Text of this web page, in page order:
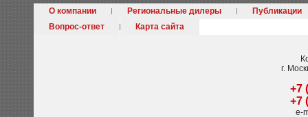
О компании Региональные дилеры
Публикации
Вопрос-ответ
Карта сайта
г.
+7
+7
e-